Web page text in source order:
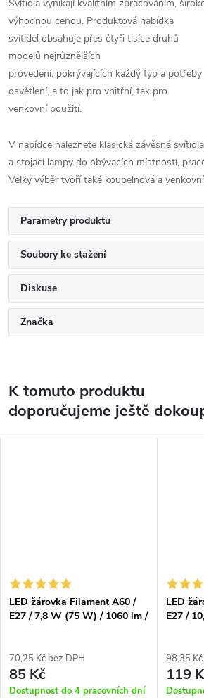
Svítidla vynikají kvalitním zpracováním,
výhodnou cenou. Produktová nabídka
svítidel obsahuje přes čtyři tisíce druhů
modelů nejrůznějších
provedení, pokrývajících každý typ a potřeby
osvětlení, a to jak pro vnitřní, tak pro
venkovní použití.
V nabídce naleznete klasická závěsná
a stojací lampy do obývacích místností,
Velký výběr tvoří také koupelnová a
Parametry produktu
Soubory ke stažení
Diskuse
Značka
K tomuto produktu
doporučujeme ještě
LED žárovka Filament A60 /
E27 / 7,8 W (75 W) / 1060 lm /
70,25 Kč bez DPH
85 Kč
Dostupnost do 4 pracovních dní
LED
E27 /
98,35
119